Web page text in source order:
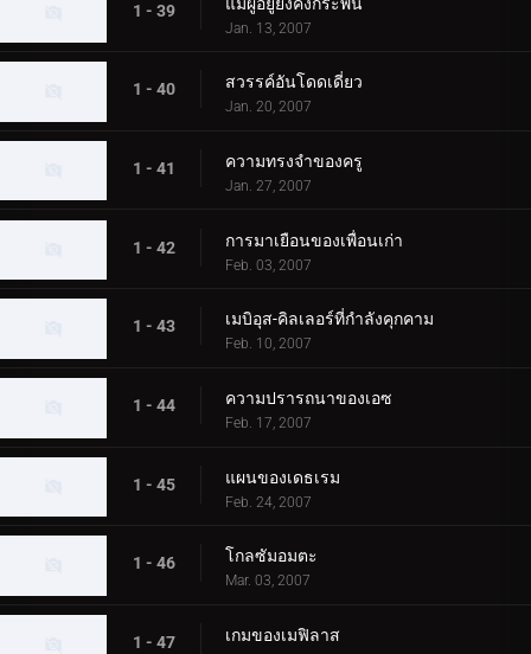
1 - 39
Jan. 13, 2007
1 - 40 สวรรค์อันโดดเดี่ยว
Jan. 20, 2007
1 - 41 ความทรงจำของครู
Jan. 27, 2007
1 - 42 การมาเยือนของเพื่อนเก่า
Feb. 03, 2007
1 - 43 เมบิอุส-คิลเลอร์ที่กำลังคุกคาม
Feb. 10, 2007
1 - 44 ความปรารถนาของเอซ
Feb. 17, 2007
1 - 45 แผนของเดธเรม
Feb. 24, 2007
1 - 46 โกลซัมอมตะ
Mar. 03, 2007
1 - 47 เกมของเมฟิลาส